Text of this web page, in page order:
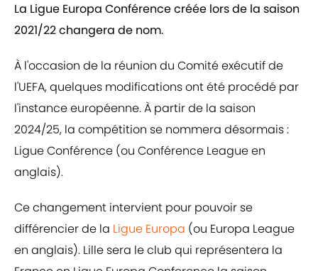
La Ligue Europa Conférence créée lors de la saison
2021/22 changera de nom.
À l'occasion de la réunion du Comité exécutif de
l'UEFA, quelques modifications ont été procédé par
l'instance européenne. À partir de la saison
2024/25, la compétition se nommera désormais :
Ligue Conférence (ou Conférence League en
anglais).
Ce changement intervient pour pouvoir se
différencier de la Ligue Europa (ou Europa League
en anglais). Lille sera le club qui représentera la